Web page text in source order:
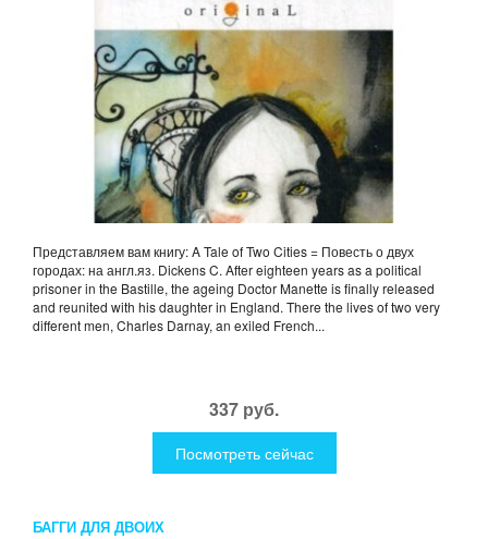
Представляем вам книгу: A Tale of Two Cities = Повесть о двух
городах: на англ.яз. Dickens C. After eighteen years as a political
prisoner in the Bastille, the ageing Doctor Manette is finally released
and reunited with his daughter in England. There the lives of two very
different men, Charles Darnay, an exiled French...
337 руб.
Посмотреть сейчас
БАГГИ ДЛЯ ДВОИХ